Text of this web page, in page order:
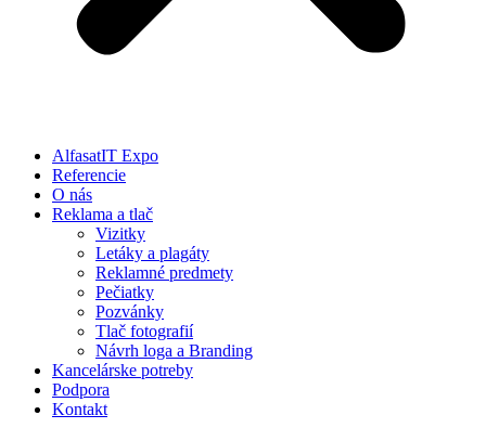
AlfasatIT Expo
Referencie
O nás
Reklama a tlač
Vizitky
Letáky a plagáty
Reklamné predmety
Pečiatky
Pozvánky
Tlač fotografií
Návrh loga a Branding
Kancelárske potreby
Podpora
Kontakt